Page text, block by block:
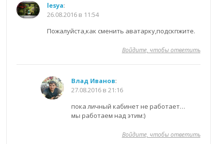
lesya:
26.08.2016 в 11:54
Пожалуйста,как сменить аватарку,подскпжите.
Войдите, чтобы ответить
Влад Иванов:
27.08.2016 в 21:16
пока личный кабинет не работает…
мы работаем над этим:)
Войдите, чтобы ответить